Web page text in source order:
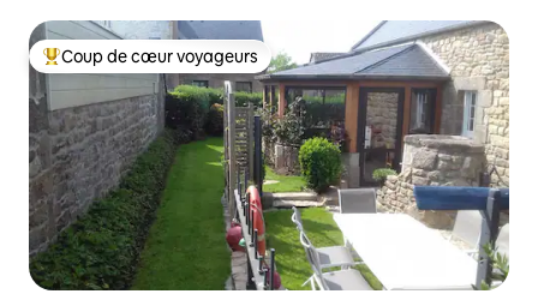
Coups de cœur voyageurs les plus appréciés
Coup de cœur voyageurs